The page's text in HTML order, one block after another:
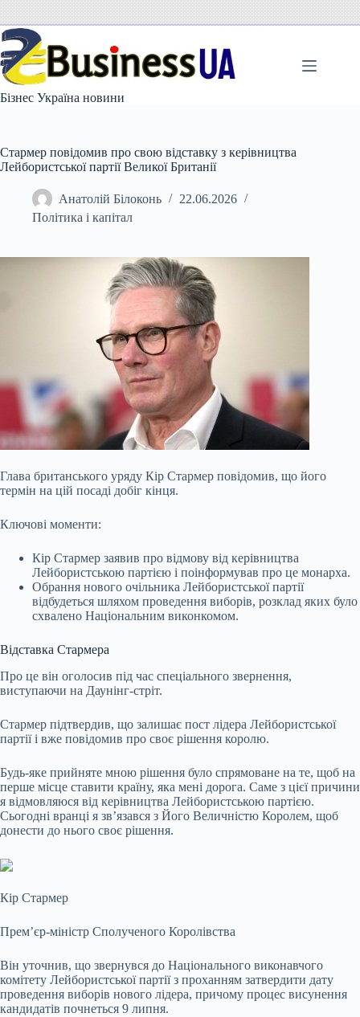
вмісту
Бізнес Україна новини
Стармер повідомив про свою відставку з керівництва
Лейбористської партії Великої Британії
Анатолій Білоконь
22.06.2026
Політика і капітал
Глава британського уряду Кір Стармер повідомив, що його
термін на цій посаді добіг кінця.
Ключові моменти:
Кір Стармер заявив про відмову від керівництва
Лейбористською партією і поінформував про це монарха.
Обрання нового очільника Лейбористської партії
відбудеться шляхом проведення виборів, розклад яких було
схвалено Національним виконкомом.
Відставка Стармера
Про це він оголосив під час спеціального звернення,
виступаючи на Даунінг-стріт.
Стармер підтвердив, що залишає пост лідера Лейбористської
партії і вже повідомив про своє рішення королю.
Будь-яке прийняте мною рішення було спрямоване на те, щоб на
перше місце ставити країну, яка мені дорога. Саме з цієї причини
я відмовляюся від керівництва Лейбористською партією.
Сьогодні вранці я зв’язався з Його Величністю Королем, щоб
донести до нього своє рішення.
Кір Стармер
Прем’єр-міністр Сполученого Королівства
Він уточнив, що звернувся до Національного виконавчого
комітету Лейбористської партії з проханням затвердити дату
проведення виборів нового лідера, причому процес висунення
кандидатів почнеться 9 липня.